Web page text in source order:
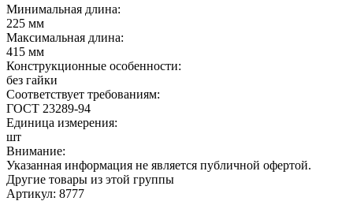
Минимальная длина:
225 мм
Максимальная длина:
415 мм
Конструкционные особенности:
без гайки
Соответствует требованиям:
ГОСТ 23289-94
Единица измерения:
шт
Внимание:
Указанная информация не является публичной офертой.
Другие товары из этой группы
Артикул: 8777